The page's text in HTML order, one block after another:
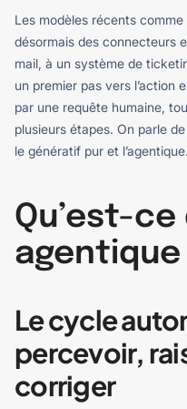
Les modèles récents
désormais des connecteurs
mail, à un système de
un premier pas vers l’action
par une requête humaine,
plusieurs étapes. On parle
le génératif pur et l’agentique.
Qu’est-ce
agentique
Le cycle
percevoir,
corriger